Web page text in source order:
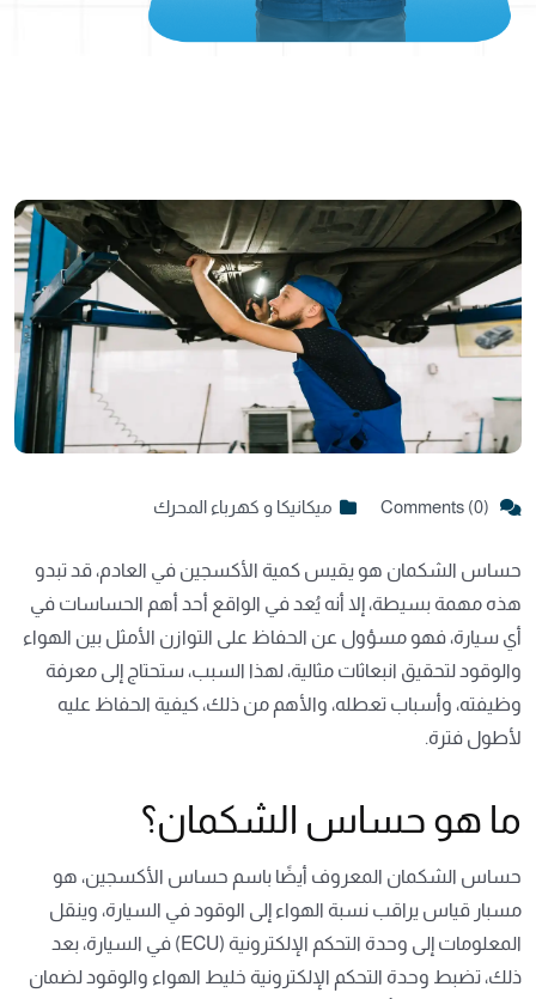
ميكانيكا و كهرباء المحرك
حساس الشكمان هو يقيس كمية الأكسجين في العادم، قد تبدو
هذه مهمة بسيطة، إلا أنه يُعد في الواقع أحد أهم الحساسات في
أي سيارة، فهو مسؤول عن الحفاظ على التوازن الأمثل بين الهواء
والوقود لتحقيق انبعاثات مثالية، لهذا السبب، ستحتاج إلى معرفة
وظيفته، وأسباب تعطله، والأهم من ذلك، كيفية الحفاظ عليه
لأطول فترة.
ما هو حساس الشكمان؟
حساس الشكمان المعروف أيضًا باسم حساس الأكسجين، هو
مسبار قياس يراقب نسبة الهواء إلى الوقود في السيارة، وينقل
المعلومات إلى وحدة التحكم الإلكترونية (ECU) في السيارة، بعد
ذلك، تضبط وحدة التحكم الإلكترونية خليط الهواء والوقود لضمان